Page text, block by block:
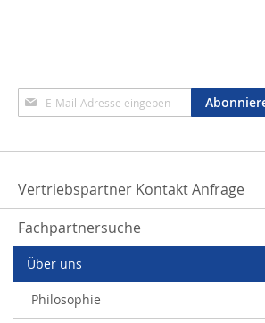
Anmeldung
zum
Vertriebspartner Kontakt Anfrage
Fachpartnersuche
Über uns
Philosophie